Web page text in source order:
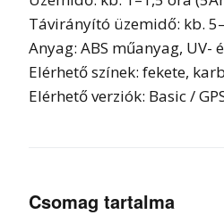
Távirányító üzemidő: kb.
Anyag: ABS műanyag, UV-
Elérhető színek: fekete,
Elérhető verziók: Basic /
Csomag tartalma